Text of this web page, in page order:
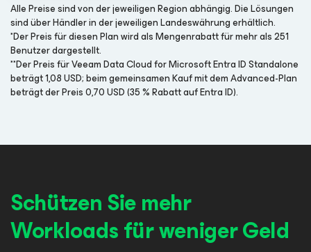
Alle Preise sind von der jeweiligen Region abhängig. Die Lösungen
sind über Händler in der jeweiligen Landeswährung erhältlich.
*Der Preis für diesen Plan wird als Mengenrabatt für mehr als 251
Benutzer dargestellt.
**Der Preis für Veeam Data Cloud for Microsoft Entra ID Standalone
beträgt 1,08 USD; beim gemeinsamen Kauf mit dem Advanced-Plan
beträgt der Preis 0,70 USD (35 % Rabatt auf Entra ID).
Schützen Sie mehr
Workloads für weniger Geld